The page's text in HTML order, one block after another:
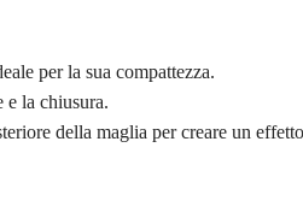
per la sua compattezza.
la chiusura.
della maglia per creare un